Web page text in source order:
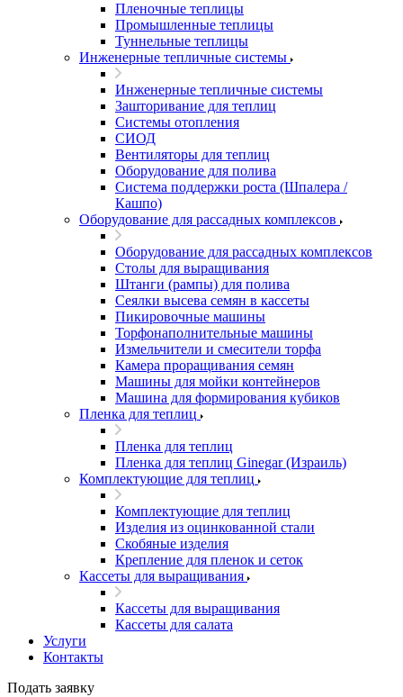
Пленочные теплицы
Промышленные теплицы
Туннельные теплицы
Инженерные тепличные системы
Инженерные тепличные системы
Зашторивание для теплиц
Системы отопления
СИОД
Вентиляторы для теплиц
Оборудование для полива
Система поддержки роста (Шпалера /
Кашпо)
Оборудование для рассадных комплексов
Оборудование для рассадных комплексов
Столы для выращивания
Штанги (рампы) для полива
Сеялки высева семян в кассеты
Пикировочные машины
Торфонаполнительные машины
Измельчители и смесители торфа
Камера проращивания семян
Машины для мойки контейнеров
Машина для формирования кубиков
Пленка для теплиц
Пленка для теплиц
Пленка для теплиц Ginegar (Израиль)
Комплектующие для теплиц
Комплектующие для теплиц
Изделия из оцинкованной стали
Скобяные изделия
Крепление для пленок и сеток
Кассеты для выращивания
Кассеты для выращивания
Кассеты для салата
Услуги
Контакты
Подать заявку